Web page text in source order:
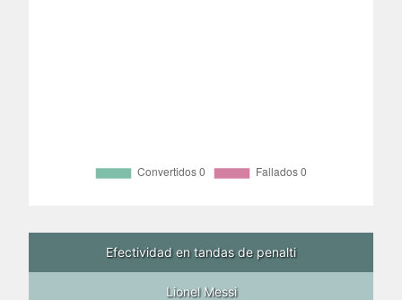
Efectividad en tandas de penalti
Lionel Messi